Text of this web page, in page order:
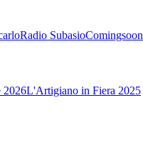
Radio SubasioComingsoon
2026L'Artigiano in Fiera 2025